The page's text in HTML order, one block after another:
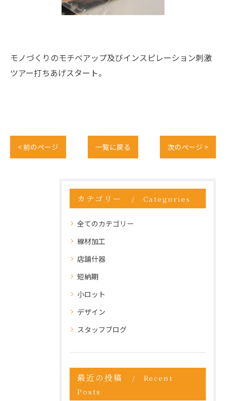
モノづくりのモチベアップ及びインスピレーション刺激
ツアー打ちあげスタート。
< 前のページ 一覧に戻る 次のページ >
カテゴリー Categories
全てのカテゴリー
線材加工
店舗什器
短納期
小ロット
デザイン
スタッフブログ
最近の投稿
Recent
Posts